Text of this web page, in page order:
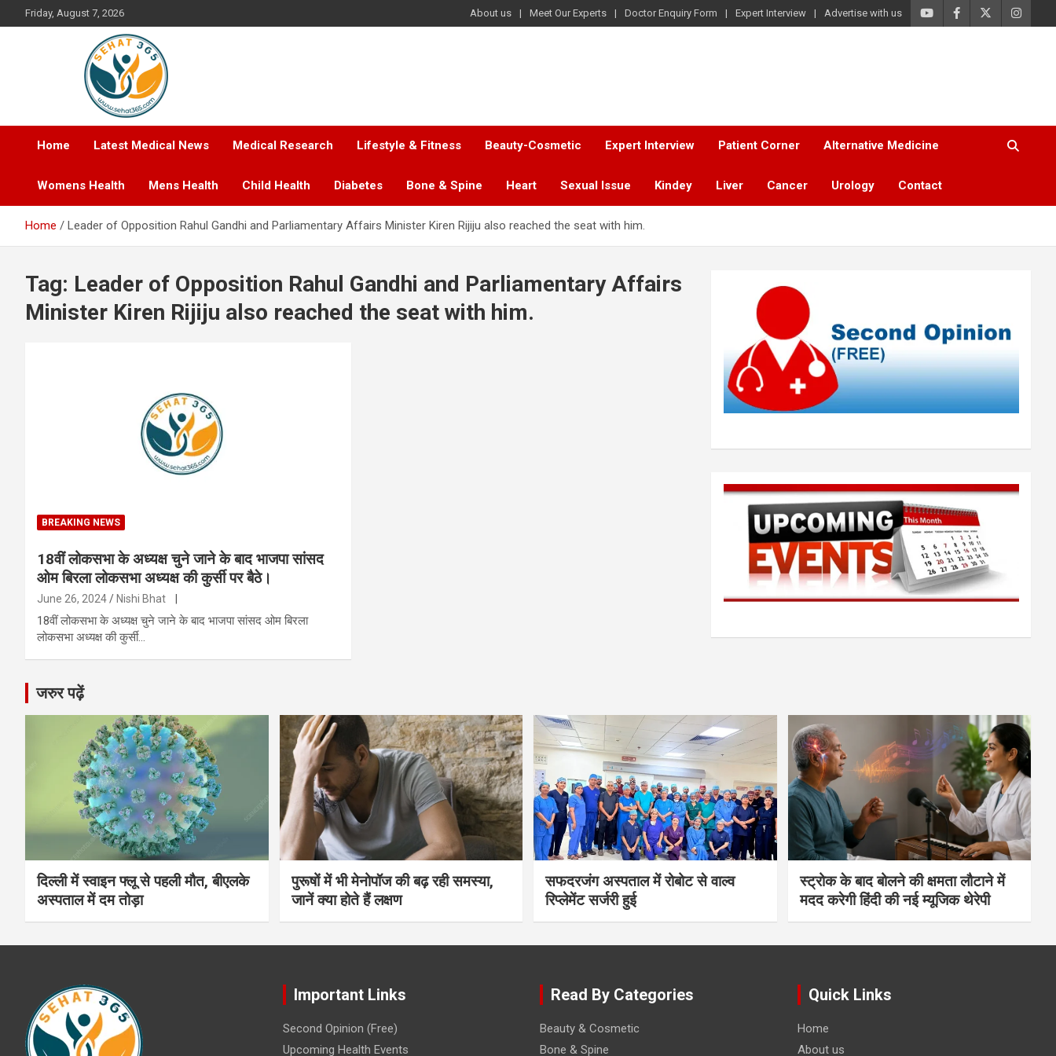
to
Friday, August 7, 2026 About us Meet Our Experts Doctor Enquiry Form Expert Interview Advertise with us
Sehat365
Your's Complete Health Guide
Home
Latest Medical News Medical Research Lifestyle & Fitness Beauty-Cosmetic Expert Interview Patient Corner Alternative Medicine
Womens Health Mens Health Child Health Diabetes Bone & Spine Heart Sexual Issue Kindey Liver Cancer Urology Contact
Home Leader of Opposition Rahul Gandhi and Parliamentary Affairs Minister Kiren Rijiju also reached the seat with him.
Tag: Leader of Opposition Rahul Gandhi and Parliamentary Affairs
Minister Kiren Rijiju also reached the seat with him.
BREAKING NEWS
18वीं लोकसभा के अध्यक्ष चुने जाने के बाद भाजपा सांसद
ओम बिरला लोकसभा अध्यक्ष की कुर्सी पर बैठे।
June 26, 2024 Nishi Bhat
18वीं लोकसभा के अध्यक्ष चुने जाने के बाद भाजपा सांसद ओम बिरला
लोकसभा अध्यक्ष की कुर्सी…
जरुर पढ़ें
दिल्ली में स्वाइन फ्लू से पहली मौत, बीएलके
अस्पताल में दम तोड़ा
पुरूषों में भी मेनोपॉज की बढ़ रही समस्या,
जानें क्या होते हैं लक्षण
सफदरजंग अस्पताल में रोबोट से वाल्व
रिप्लेमेंट सर्जरी हुई
स्ट्रोक के बाद बोलने की क्षमता लौटाने में
मदद करेगी हिंदी की नई म्यूजिक थेरेपी
Important Links
Second Opinion (Free)
Upcoming Health Events
Read By Categories
Beauty & Cosmetic
Bone & Spine
Quick Links
Home
About us